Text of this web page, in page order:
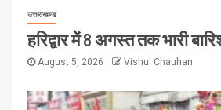
उत्तराखण्ड
हरिद्वार में 8 अगस्त तक भारी
August 5, 2026 Vishul Chauhan